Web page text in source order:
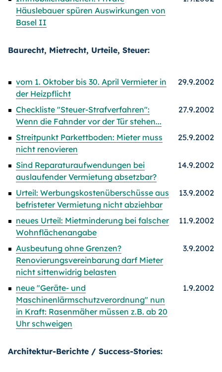
Häuslebauer spüren Auswirkungen von
Basel II
Baurecht, Mietrecht, Urteile, Steuer:
vom 1. Oktober bis 30. April Vermieter in
der Heizpflicht
29.9.2002
Checkliste "Steuer-Strafverfahren":
Wenn die Fahnder vor der Tür stehen...
27.9.2002
Streitpunkt Parkettboden: Mieter muss
nicht renovieren
25.9.2002
Sind Reparaturaufwendungen bei
auslaufender Vermietung absetzbar?
14.9.2002
Urteil: Werbungskostenüberschüsse aus
befristeter Vermietung nicht abziehbar
13.9.2002
neues Urteil: Mietminderung bei falscher
Wohnflächenangabe
11.9.2002
Ausbeutung ohne Grenzen?
Renovierungsvereinbarung darf Mieter
nicht sittenwidrig belasten
3.9.2002
neue "Geräte- und
Maschinenlärmschutzverordnung" nun
in Kraft: Rasenmäher müssen z.B. ab 20
Uhr schweigen
1.9.2002
Architektur-Berichte / Success-Stories: